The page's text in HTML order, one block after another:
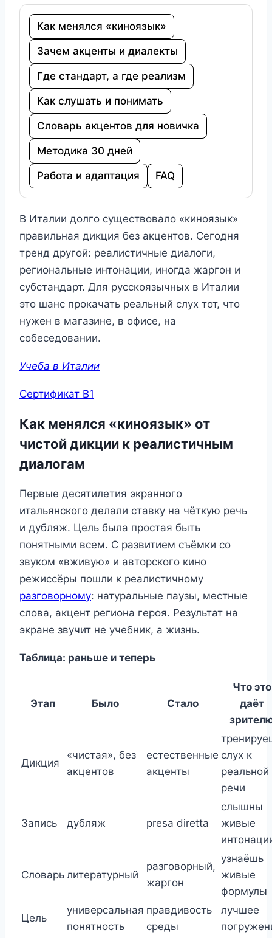
Как менялся «киноязык»
Зачем акценты и диалекты
Где стандарт, а где реализм
Как слушать и понимать
Словарь акцентов для новичка
Методика 30 дней
Работа и адаптация FAQ
В Италии долго существовало «киноязык»
правильная дикция без акцентов. Сегодня
тренд другой: реалистичные диалоги,
региональные интонации, иногда жаргон и
субстандарт. Для русскоязычных в Италии
это шанс прокачать реальный слух тот, что
нужен в магазине, в офисе, на
собеседовании.
Учеба в Италии
Сертификат B1
Как менялся «киноязык» от
чистой дикции к реалистичным
диалогам
Первые десятилетия экранного
итальянского делали ставку на чёткую речь
и дубляж. Цель была простая быть
понятными всем. С развитием съёмки со
звуком «вживую» и авторского кино
режиссёры пошли к реалистичному
разговорному: натуральные паузы, местные
слова, акцент региона героя. Результат на
экране звучит не учебник, а жизнь.
Таблица: раньше и теперь
Этап Было Стало
Что это
даёт
Дикция
«чистая», без
акцентов
естественные
акценты
слух к
реальной
речи
Запись дубляж presa diretta
слышны
живые
Словарь литературный
разговорный,
жаргон
узнаёшь
живые
формулы
Цель
универсальная
понятность
правдивость
среды
лучшее